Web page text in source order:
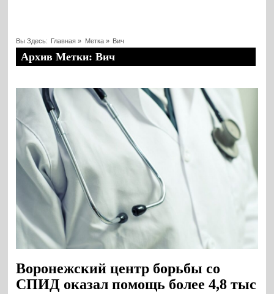
Вы Здесь: Главная » Метка » Вич
Архив Метки: Вич
Воронежский центр борьбы со
СПИД оказал помощь более 4,8 тыс